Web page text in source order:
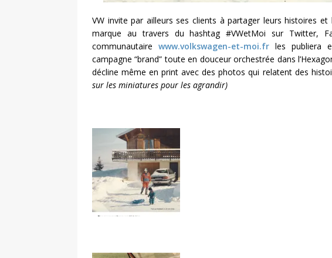
VW invite par ailleurs ses clients à partager leurs histoires
marque au travers du hashtag #VWetMoi sur Twitter,
communautaire www.volkswagen-et-moi.frles publiera
campagne “brand” toute en douceur orchestrée dans
décline même en print avec des photos qui relatent des
sur les miniatures pour les agrandir)